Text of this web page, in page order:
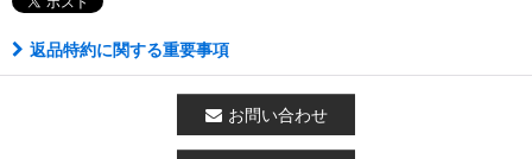
返品特約に関する重要事項
お問い合わせ